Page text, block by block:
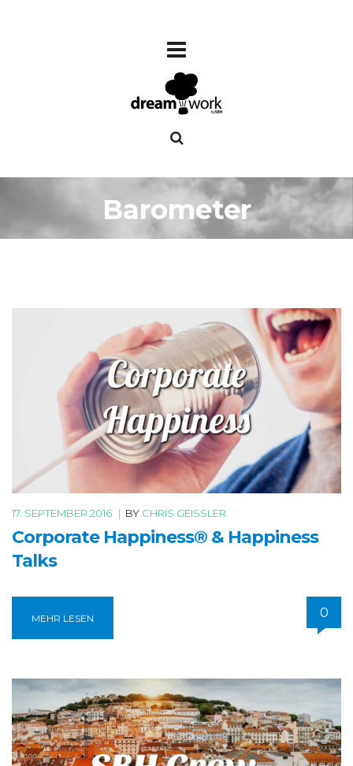
Barometer
17. SEPTEMBER 2016 | BY CHRIS GEISSLER
Corporate Happiness® & Happiness
Talks
MEHR LESEN 0